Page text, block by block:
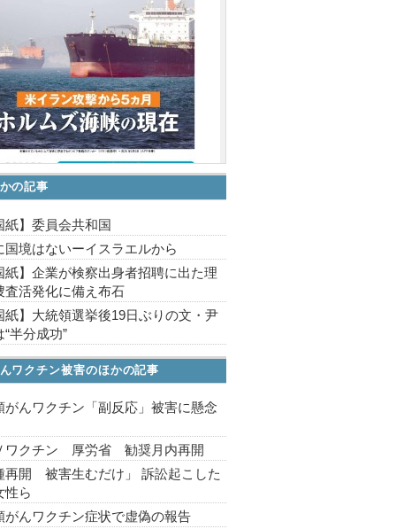
の記事
紙】委員会共和国
国境はないーイスラエルから
紙】企業が検察出身者招聘に出た理
活発化に備え布石
紙】大統領選挙後19日ぶりの文・尹
“半分成功”
ワクチン被害のほかの記事
がんワクチン「副反応」被害に懸念
ワクチン 厚労省 勧奨月内再開
再開 被害生むだけ」 訴訟起こした
性ら
がんワクチン症状で虚偽の報告